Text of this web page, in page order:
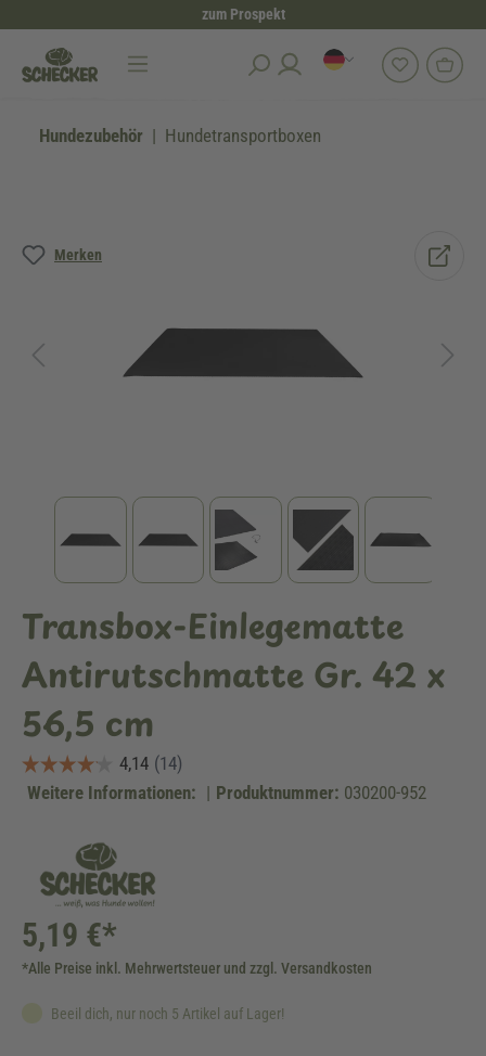
zum Prospekt
Hundezubehör Hundetransportboxen
Merken
Bildergalerie überspringen
Transbox-Einlegematte
Antirutschmatte Gr. 42 x
56,5 cm
Weitere Informationen: | Produktnummer: 030200-952
5,19 €*
*Alle Preise inkl. Mehrwertsteuer und zzgl. Versandkosten
Beeil dich, nur noch 5 Artikel auf Lager!